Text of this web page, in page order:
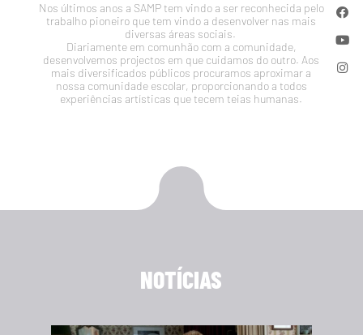
Nos últimos anos a SAMP tem vindo a ser reconhecida pelo
trabalho pioneiro que tem vindo a desenvolver nas mais
diversas áreas sociais.
Diariamente em comunhão com a comunidade,
desenvolvemos projectos em que cuidamos do outro. Aos
mais diversificados públicos procuramos aproximar a
nossa comunidade escolar, proporcionando a todos
experiências artísticas que tecem teias humanas.
NOTÍCIAS